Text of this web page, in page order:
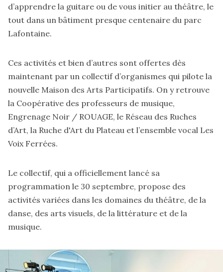
d’apprendre la guitare ou de vous initier au théâtre, le
tout dans un bâtiment presque centenaire du parc
Lafontaine.
Ces activités et bien d’autres sont offertes dès
maintenant par un collectif d’organismes qui pilote la
nouvelle Maison des Arts Participatifs. On y retrouve
la Coopérative des professeurs de musique,
Engrenage Noir / ROUAGE, le Réseau des Ruches
d’Art, la Ruche d'Art du Plateau et l’ensemble vocal Les
Voix Ferrées.
Le collectif, qui a officiellement lancé sa
programmation le 30 septembre, propose des
activités variées dans les domaines du théâtre, de la
danse, des arts visuels, de la littérature et de la
musique.